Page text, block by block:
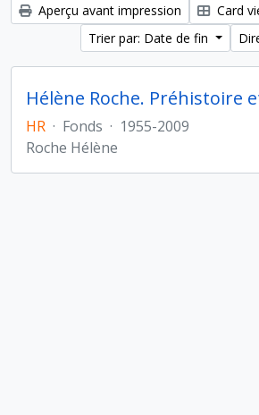
Aperçu avant impression Card
Trier par: Date de fin
HR · Fonds · 1955-2009
Roche Hélène